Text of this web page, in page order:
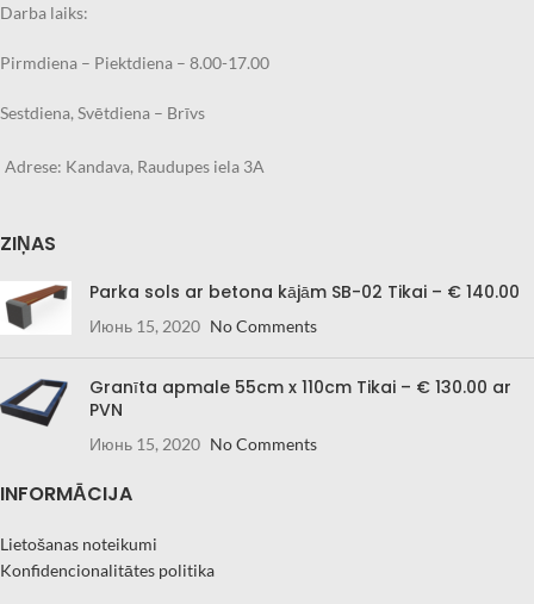
Darba laiks:
Pirmdiena – Piektdiena – 8.00-17.00
Sestdiena, Svētdiena – Brīvs
Adrese: Kandava, Raudupes iela 3A
ZIŅAS
Parka sols ar betona kājām SB-02 Tikai – € 140.00
Июнь 15, 2020 No Comments
Granīta apmale 55cm x 110cm Tikai – € 130.00 ar
PVN
Июнь 15, 2020 No Comments
INFORMĀCIJA
Lietošanas noteikumi
Konfidencionalitātes politika